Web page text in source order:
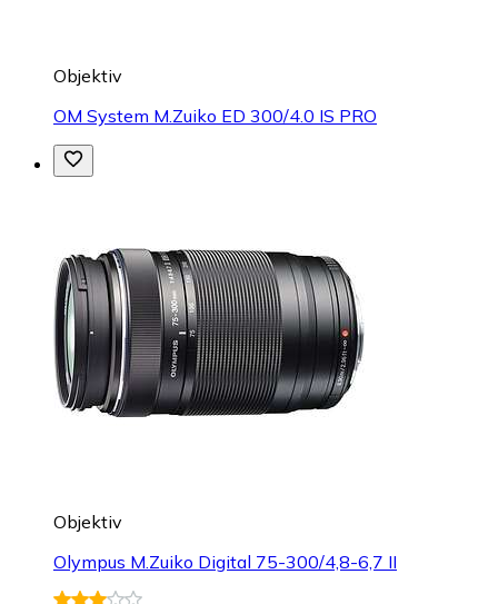
Objektiv
OM System M.Zuiko ED 300/4.0 IS PRO
Objektiv
Olympus M.Zuiko Digital 75-300/4,8-6,7 II